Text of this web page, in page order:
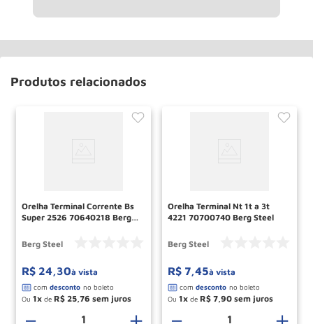
Produtos relacionados
Orelha Terminal Corrente Bs
Super 2526 70640218 Berg
Berg Steel
R$ 24,30à vista
Ou 1 de R$ 25 76
Orelha Terminal Nt 1t a 3t
4221 70700740 Berg Steel
Berg Steel
R$ 7,45à vista
Ou 1 de R$ 7 90